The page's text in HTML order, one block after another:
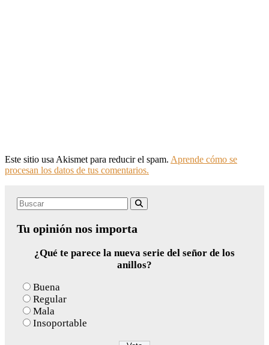
Este sitio usa Akismet para reducir el spam. Aprende cómo se
procesan los datos de tus comentarios.
Search
Tu opinión nos importa
¿Qué te parece la nueva serie del señor de los
anillos?
Buena
Regular
Mala
Insoportable